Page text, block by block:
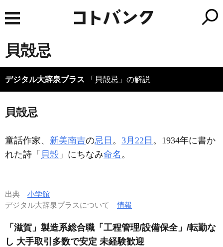
貝殻忌
デジタル大辞泉プラス 「貝殻忌」の解説
貝殻忌
童話作家、 新美南吉の忌日 。 3月22日 。1934年に書か
れた詩「 貝殻 」にちなみ命名 。
出典 小学館
デジタル大辞泉プラスについて情報
「滋賀」製造系総合職「工程管理/設備保全」/転勤な
し 大手取引多数で安定 未経験歓迎